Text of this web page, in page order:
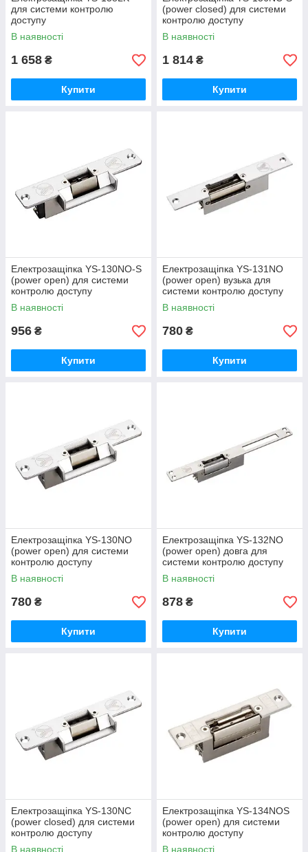
для системи контролю
доступу
В наявності
1 658 ₴
Купити
(power closed) для системи
контролю доступу
В наявності
1 814 ₴
Купити
Електрозащіпка YS-130NO-S
(power open) для системи
контролю доступу
В наявності
956 ₴
Купити
Електрозащіпка YS-131NO
(power open) вузька для
системи контролю доступу
В наявності
780 ₴
Купити
Електрозащіпка YS-130NO
(power open) для системи
контролю доступу
В наявності
780 ₴
Купити
Електрозащіпка YS-132NO
(power open) довга для
системи контролю доступу
В наявності
878 ₴
Купити
Електрозащіпка YS-130NC
(pоwer closed) для системи
контролю доступу
В наявності
Електрозащіпка YS-134NOS
(power open) для системи
контролю доступу
В наявності